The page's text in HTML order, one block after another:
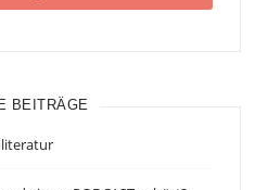
BEITRÄGE